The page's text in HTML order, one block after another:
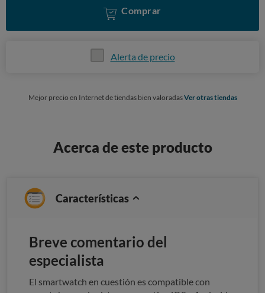
Comprar
Alerta de precio
Mejor precio en Internet de tiendas bien valoradasVer otras tiendas
Acerca de este producto
Características
Breve comentario del
especialista
El smartwatch en cuestión es compatible con